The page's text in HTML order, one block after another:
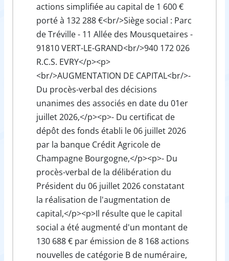
actions simplifiée au capital de 1 600 €
porté à 132 288 €<br/>Siège social : Parc
de Tréville - 11 Allée des Mousquetaires -
91810 VERT-LE-GRAND<br/>940 172 026
R.C.S. EVRY</p><p>
<br/>AUGMENTATION DE CAPITAL<br/>-
Du procès-verbal des décisions
unanimes des associés en date du 01er
juillet 2026,</p><p>- Du certificat de
dépôt des fonds établi le 06 juillet 2026
par la banque Crédit Agricole de
Champagne Bourgogne,</p><p>- Du
procès-verbal de la délibération du
Président du 06 juillet 2026 constatant
la réalisation de l'augmentation de
capital,</p><p>Il résulte que le capital
social a été augmenté d'un montant de
130 688 € par émission de 8 168 actions
nouvelles de catégorie B de numéraire,